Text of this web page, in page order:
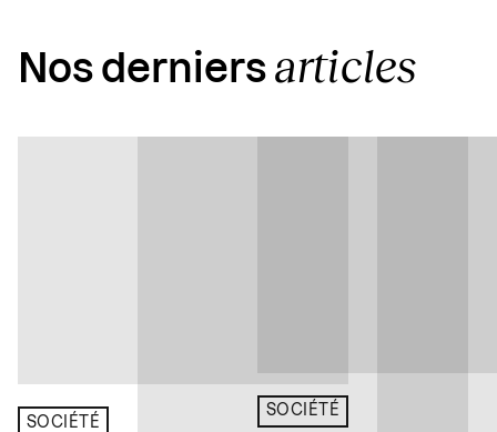
Nos derniers articles
SOCIÉTÉ
SOCIÉTÉ